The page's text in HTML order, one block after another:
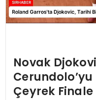
Novak
Çeyrek